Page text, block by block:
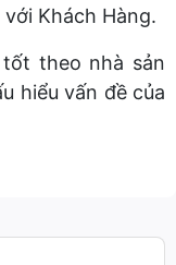
Khách Hàng.
theo nhà sản
hiểu vấn đề của